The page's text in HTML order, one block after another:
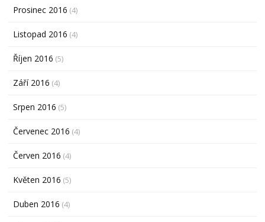
Prosinec 2016 (4)
Listopad 2016 (4)
Říjen 2016 (5)
Září 2016 (4)
Srpen 2016 (5)
Červenec 2016 (4)
Červen 2016 (4)
Květen 2016 (5)
Duben 2016 (4)